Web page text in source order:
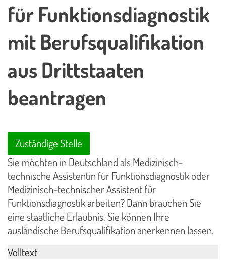
für Funktionsdiagnostik
mit Berufsqualifikation
aus Drittstaaten
beantragen
Zuständige Stelle
Sie möchten in Deutschland als Medizinisch-
technische Assistentin für Funktionsdiagnostik oder
Medizinisch-technischer Assistent für
Funktionsdiagnostik arbeiten? Dann brauchen Sie
eine staatliche Erlaubnis. Sie können Ihre
ausländische Berufsqualifikation anerkennen lassen.
Volltext